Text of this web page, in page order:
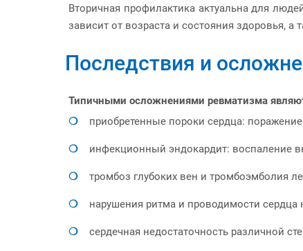
Вторичная профилактика актуальна для
зависит от возраста и состояния здоровья, а
Последствия и
Типичными осложнениями ревматизма
приобретенные пороки сердца:
инфекционный эндокардит: воспаление
тромбоз глубоких вен и тромбоэмболия
нарушения ритма и проводимости
сердечная недостаточность различной